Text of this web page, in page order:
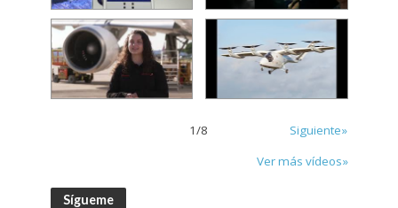
1/8
Siguiente»
Ver más vídeos»
Sígueme